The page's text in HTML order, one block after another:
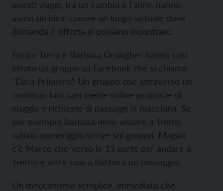
questi viaggi, tra un cambio e l'altro, hanno
avuto un'idea: creare un luogo virtuale dove
domanda è offerta si possano incontrare.
Enrico Turra e Barbara Orsingher hanno così
ideato un gruppo su Facebook che si chiama
“Da/a Primiero”. Un gruppo che attraverso un
continuo tam tam mette online proposte di
viaggio e richieste di passaggi in macchina. Se
per esempio Barbara deve andare a Trento
sabato pomeriggio scrive sul gruppo. Magari
c'è Marco che verso le 13 parte per andare a
Trento e offre così a Barbara un passaggio.
Un meccanismo semplice, immediato che